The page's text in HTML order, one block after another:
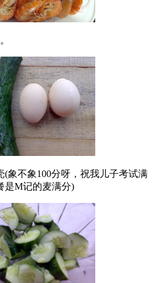
(象不象100分呀，祝我儿子考试满
是M记的麦满分)